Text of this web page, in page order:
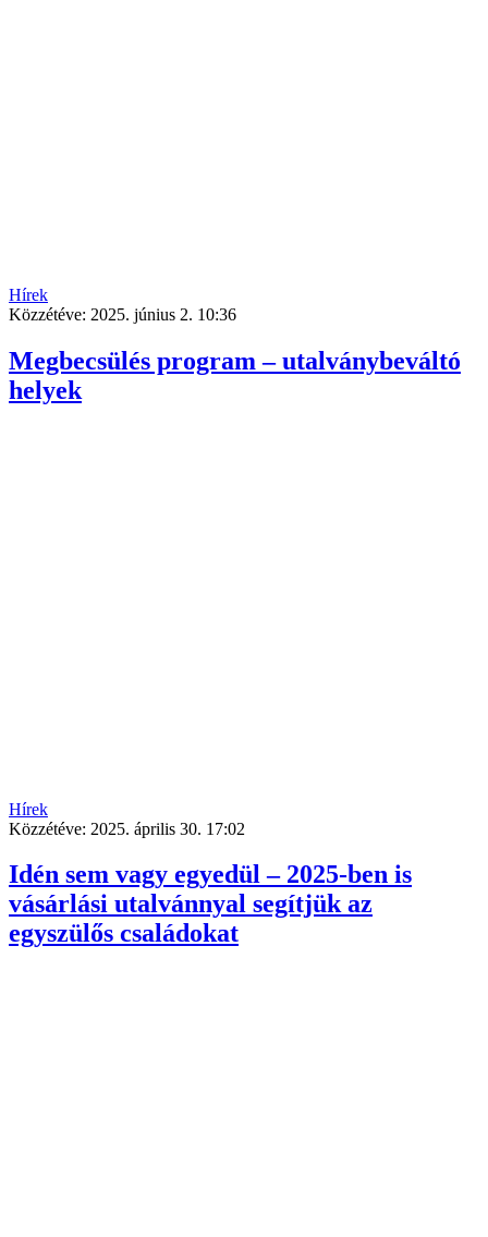
Hírek
Közzétéve: 2025. június 2. 10:36
Megbecsülés program – utalványbeváltó
helyek
Hírek
Közzétéve: 2025. április 30. 17:02
Idén sem vagy egyedül – 2025-ben is
vásárlási utalvánnyal segítjük az
egyszülős családokat